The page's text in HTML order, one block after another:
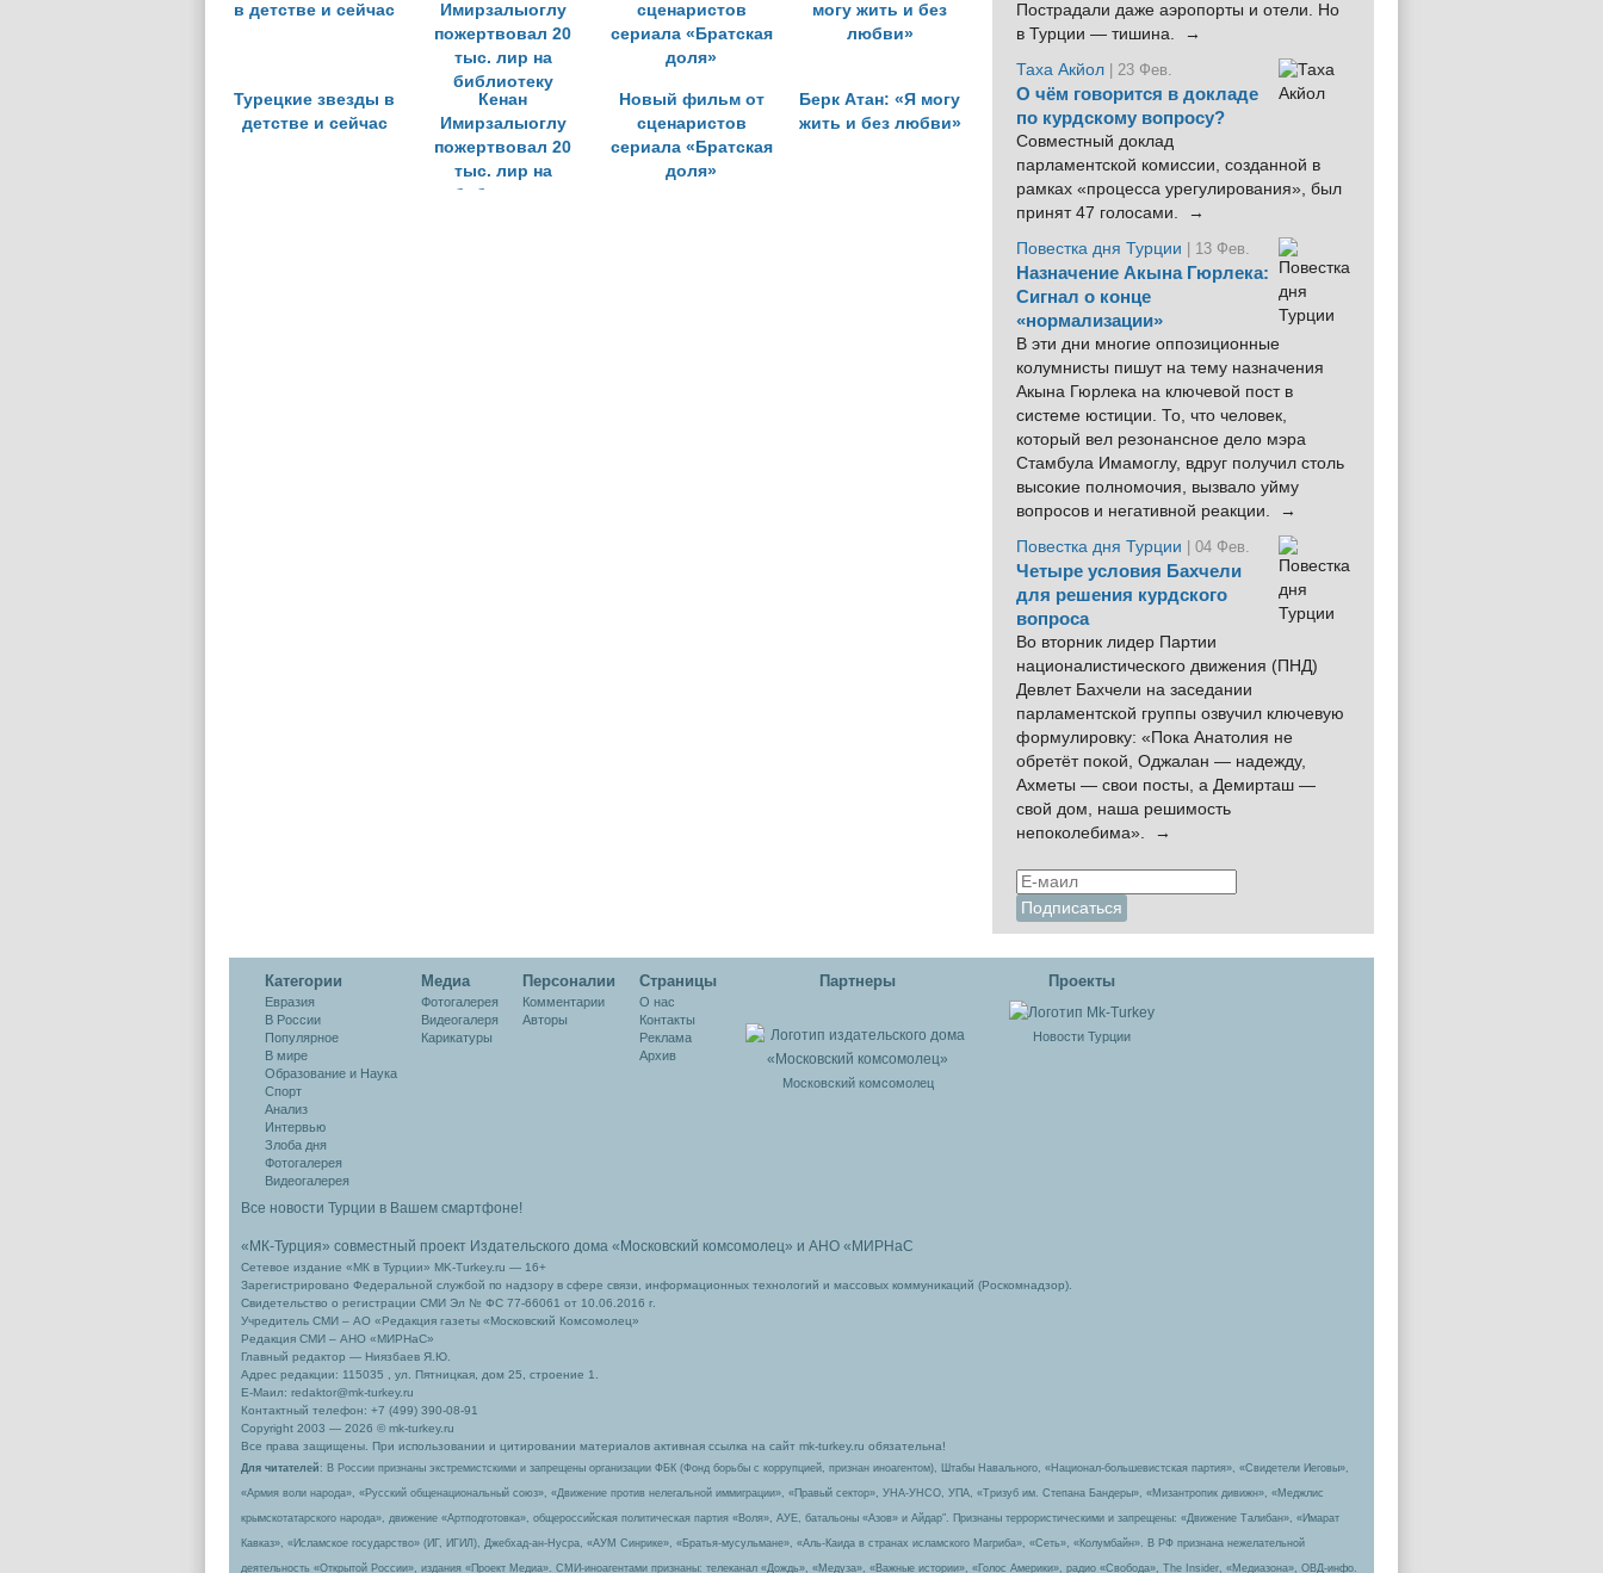
Турецкие звезды в
детстве и сейчас
Кенан
Имирзалыоглу
пожертвовал 20
тыс. лир на
библиотеку
Новый фильм от
сценаристов
сериала «Братская
доля»
Берк Атан: «Я могу
жить и без любви»
Пострадали даже аэропорты и отели. Но
в Турции — тишина. →
Таха Акйол | 23 Фев.
О чём говорится в докладе
по курдскому вопросу?
Совместный доклад
парламентской комиссии, созданной в
рамках «процесса урегулирования», был
принят 47 голосами. →
Повестка дня Турции
| 13 Фев.
Назначение Акына Гюрлека:
Сигнал о конце
«нормализации»
В эти дни многие оппозиционные
колумнисты пишут на тему назначения
Акына Гюрлека на ключевой пост в
системе юстиции. То, что человек,
который вел резонансное дело мэра
Стамбула Имамоглу, вдруг получил столь
высокие полномочия, вызвало уйму
вопросов и негативной реакции. →
Повестка дня Турции
| 04 Фев.
Четыре условия Бахчели
для решения курдского
вопроса
Во вторник лидер Партии
националистического движения (ПНД)
Девлет Бахчели на заседании
парламентской группы озвучил ключевую
формулировку: «Пока Анатолия не
обретёт покой, Оджалан — надежду,
Ахметы — свои посты, а Демирташ —
свой дом, наша решимость
непоколебима». →
Категории
Евразия
В России
Популярное
В мире
Образование и Наука
Спорт
Анализ
Интервью
Злоба дня
Фотогалерея
Видеогалерея
Медиа
Фотогалерея
Видеогалеря
Карикатуры
Персоналии
Комментарии
Авторы
Cтраницы
О нас
Контакты
Реклама
Архив
Партнеры
Московский комсомолец
Проекты
Новости Турции
Все новости Турции в Вашем смартфоне!
«МК-Турция» совместный проект Издательского дома «Московский комсомолец» и АНО «МИРНаС
Сетевое издание «МК в Турции» MK-Turkey.ru — 16+
Зарегистрировано Федеральной службой по надзору в сфере связи, информационных технологий и массовых коммуникаций (Роскомнадзор).
Свидетельство о регистрации СМИ Эл № ФС 77-66061 от 10.06.2016 г.
Учредитель СМИ – АО «Редакция газеты «Московский Комсомолец»
Редакция СМИ – АНО «МИРНаС»
Главный редактор — Ниязбаев Я.Ю.
Адрес редакции: 115035 , ул. Пятницкая, дом 25, строение 1.
Е-Маил: redaktor@mk-turkey.ru
Контактный телефон: +7 (499) 390-08-91
Copyright 2003 — 2026 © mk-turkey.ru
Все права защищены. При использовании и цитировании материалов активная ссылка на сайт mk-turkey.ru обязательна!
Для читателей : В России признаны экстремистскими и запрещены организации ФБК (Фонд борьбы с коррупцией, признан иноагентом), Штабы Навального, «Национал-большевистская партия», «Свидетели Иеговы»,
«Армия воли народа», «Русский общенациональный союз», «Движение против нелегальной иммиграции», «Правый сектор», УНА-УНСО, УПА, «Тризуб им. Степана Бандеры», «Мизантропик дивижн», «Меджлис
крымскотатарского народа», движение «Артподготовка», общероссийская политическая партия «Воля», АУЕ, батальоны «Азов» и Айдар″. Признаны террористическими и запрещены: «Движение Талибан», «Имарат
Кавказ», «Исламское государство» (ИГ, ИГИЛ), Джебхад-ан-Нусра, «АУМ Синрике», «Братья-мусульмане», «Аль-Каида в странах исламского Магриба», «Сеть», «Колумбайн». В РФ признана нежелательной
деятельность «Открытой России», издания «Проект Медиа». СМИ-иноагентами признаны: телеканал «Дождь», «Медуза», «Важные истории», «Голос Америки», радио «Свобода», The Insider, «Медиазона», ОВД-инфо.